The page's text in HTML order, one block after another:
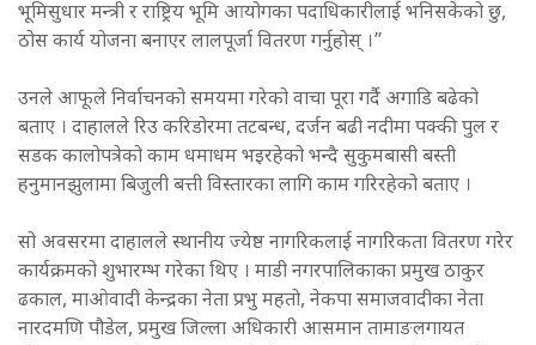
भूमिसुधार मन्त्री र राष्ट्रिय भूमि आयोगका पदाधिकारीलाई भनिसकेको छु,
ठोस कार्य योजना बनाएर लालपूर्जा वितरण गर्नुहोस् ।”
उनले आफूले निर्वाचनको समयमा गरेको वाचा पूरा गर्दै अगाडि बढेको
बताए । दाहालले रिउ करिडोरमा तटबन्ध, दर्जन बढी नदीमा पक्की पुल र
सडक कालोपत्रेको काम धमाधम भइरहेको भन्दै सुकुमबासी बस्ती
हनुमानझुलामा बिजुली बत्ती विस्तारका लागि काम गरिरहेको बताए ।
सो अवसरमा दाहालले स्थानीय ज्येष्ठ नागरिकलाई नागरिकता वितरण गरेर
कार्यक्रमको शुभारम्भ गरेका थिए । माडी नगरपालिकाका प्रमुख ठाकुर
ढकाल, माओवादी केन्द्रका नेता प्रभु महतो, नेकपा समाजवादीका नेता
नारदमणि पौडेल, प्रमुख जिल्ला अधिकारी आसमान तामाङलगायत